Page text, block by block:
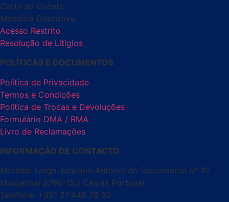
Carta ao Cliente
Memória Descritiva
Acesso Restrito
Resolução de Litígios
POLÍTICAS E DOCUMENTOS
Política de Privacidade
Termos e Condições
Política de Trocas e Devoluções
Formulário DMA / RMA
Livro de Reclamações
INFORMAÇÃO DE CONTACTO
Morada: Largo Januário António do Sacramento nº 10
Murganhal 2760-153 Caxias Portugal
Telefone: +351 21 446 78 30